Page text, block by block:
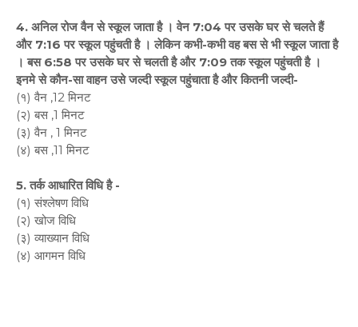
4. अनिल रोज वैन से स्कूल जाता है । वेन 7:04 पर उसके घर से चलते हैं
और 7:16 पर स्कूल पहुंचती है । लेकिन कभी-कभी वह बस से भी स्कूल जाता है
। बस 6:58 पर उसके घर से चलती है और 7:09 तक स्कूल पहुंचती है ।
इनमे से कौन-सा वाहन उसे जल्दी स्कूल पहुंचाता है और कितनी जल्दी-
(१) वैन ,12 मिनट
(२) बस ,1 मिनट
(३) वैन , 1 मिनट
(४) बस ,11 मिनट
5. तर्क आधारित विधि है -
(१) संश्लेषण विधि
(२) खोज विधि
(३) व्याख्यान विधि
(४) आगमन विधि